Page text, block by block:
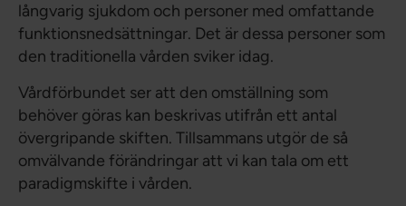
långvarig sjukdom och personer med omfattande
funktionsnedsättningar. Det är dessa personer som
den traditionella vården sviker idag.
Vårdförbundet ser att den omställning som
behöver göras kan beskrivas utifrån ett antal
övergripande skiften. Tillsammans utgör de så
omvälvande förändringar att vi kan tala om ett
paradigmskifte i vården.